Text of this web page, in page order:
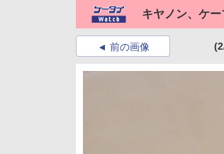
キヤノン、ケ
前の画像